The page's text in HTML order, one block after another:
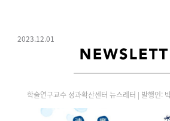
2023.12.01
학술연구교수 성과확산센터 뉴스레터 | 발행인: